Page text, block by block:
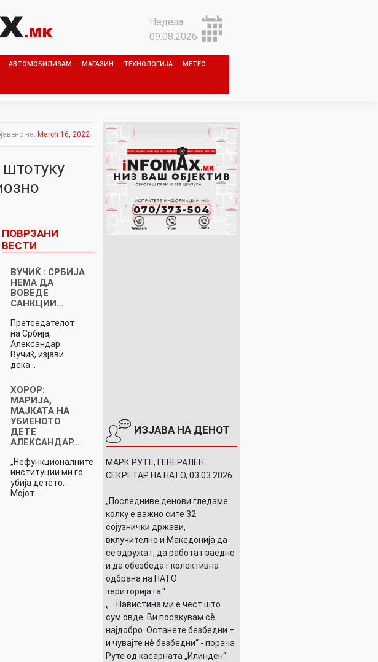
Недела
09.08.2026
АВТОМОБИЛИЗАМ МАГАЗИН ТЕХНОЛОГИЈА МЕТЕО
на: March 16, 2022
ПОВРЗАНИ
ВЕСТИ
ВУЧИЌ : СРБИЈА
НЕМА ДА
ВОВЕДЕ
CAНКЦИИ…
Претседателот
на Србија,
Александар
Вучиќ, изјави
дека…
ХОРОР:
МАРИЈА,
МАЈКАТА НА
УБИЕНОТО
ДЕТЕ
АЛЕКСАНДАР…
„Нефункционалните
институции ми го
убија детето.
Мојот…
ИЗЈАВА НА ДЕНОТ
МАРК РУТЕ, ГЕНЕРАЛЕН
СЕКРЕТАР НА НАТО, 03.03.2026
„Последниве денови гледаме
колку е важно сите 32
сојузнички држави,
вклучително и Македонија да
се здружат, да работат заедно
и да обезбедат колективна
одбрана на НАТО
територијата.“
„ ...Навистина ми е чест што
сум овде. Ви посакувам сè
најдобро. Останете безбедни –
и чувајте нè безбедни“ - порача
Руте од касарната „Илинден“.